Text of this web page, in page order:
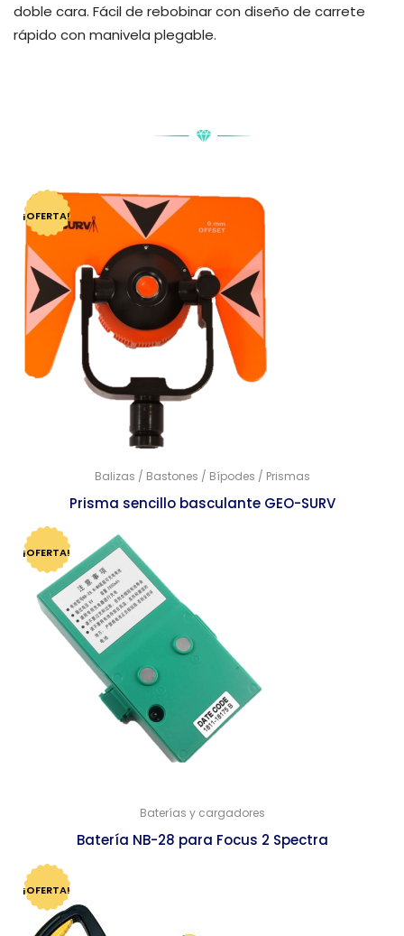
doble cara. Fácil de rebobinar con diseño de carrete
rápido con manivela plegable.
¡OFERTA!
Balizas / Bastones / Bípodes / Prismas
Prisma sencillo basculante GEO-SURV
¡OFERTA!
Baterías y cargadores
Batería NB-28 para Focus 2 Spectra
¡OFERTA!